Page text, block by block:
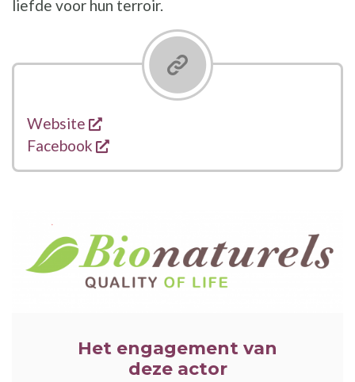
liefde voor hun terroir.
Links
Website
opent een nieuw venster
Facebook
opent een nieuw venster
ILLUSTRATIE
Het engagement van
deze actor